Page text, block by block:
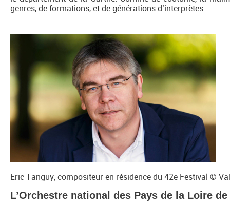
genres, de formations, et de générations d’interprètes.
Eric Tanguy, compositeur en résidence du 42e Festival ©
L’Orchestre national des Pays de la Loire